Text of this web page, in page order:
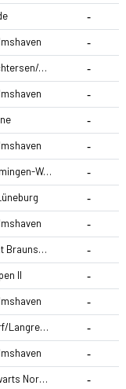
-
-
SV Drochtersen/Assel II -
-
-
-
SC Hemmingen-Westerfeld -
-
-
Eintracht Braunschweig (A) -
II -
-
Egestorf/Langreder -
-
SV Vorwarts Nordhorn -